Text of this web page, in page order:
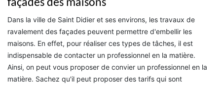
façades des maisons
Dans la ville de Saint Didier et ses environs, les travaux de
ravalement des façades peuvent permettre d'embellir les
maisons. En effet, pour réaliser ces types de tâches, il est
indispensable de contacter un professionnel en la matière.
Ainsi, on peut vous proposer de convier un professionnel en la
matière. Sachez qu'il peut proposer des tarifs qui sont